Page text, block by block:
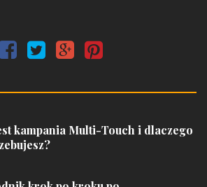
kampania Multi-Touch i dlaczego